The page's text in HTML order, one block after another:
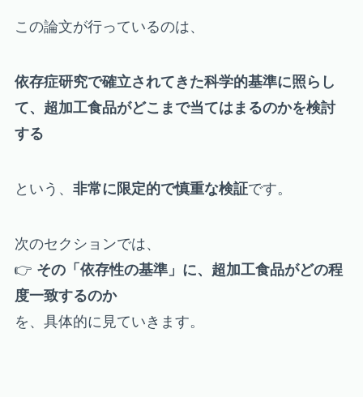
この論文が行っているのは、
依存症研究で確立されてきた科学的基準に照らし
て、超加工食品がどこまで当てはまるのかを検討
する
という、 非常に限定的で慎重な検証です。
次のセクションでは、
👉 その「依存性の基準」に、超加工食品がどの程
度一致するのか
を、具体的に見ていきます。